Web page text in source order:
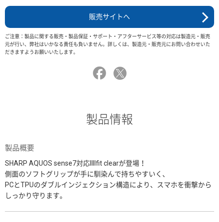
販売サイトへ
ご注意：製品に関する販売・製品保証・サポート・アフターサービス等の対応は製造元・販売
元が行い、弊社はいかなる責任も負いません。詳しくは、製造元・販売元にお問い合わせいた
だきますようお願いいたします。
製品情報
製品概要
SHARP AQUOS sense7対応IIIIfit clearが登場！
側面のソフトグリップが手に馴染んで持ちやすいく、
PCとTPUのダブルインジェクション構造により、スマホを衝撃から
しっかり守ります。